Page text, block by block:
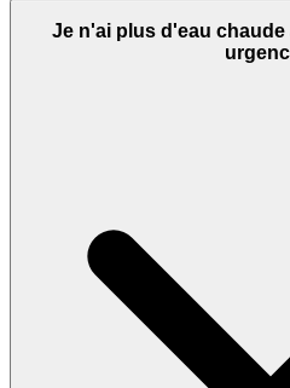
Je n'ai plus d'eau chaude